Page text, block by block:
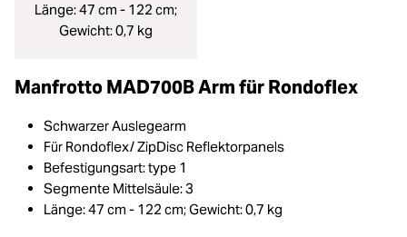
Länge: 47 cm - 122 cm;
Gewicht: 0,7 kg
Manfrotto MAD700B Arm für Rondoflex
Schwarzer Auslegearm
Für Rondoflex/ ZipDisc Reflektorpanels
Befestigungsart: type 1
Segmente Mittelsäule: 3
Länge: 47 cm - 122 cm; Gewicht: 0,7 kg